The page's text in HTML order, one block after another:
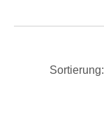
Sortierung: